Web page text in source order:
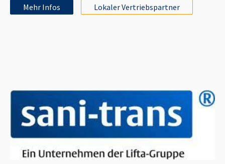
Mehr Infos Lokaler Vertriebspartner